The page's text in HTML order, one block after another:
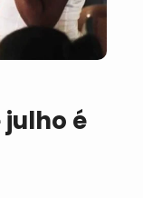
julho é